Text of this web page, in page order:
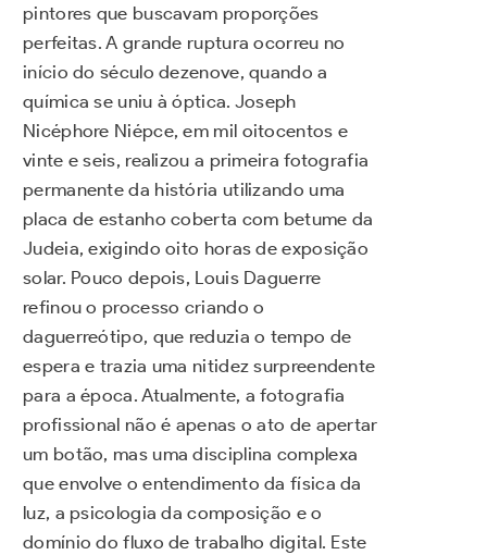
pintores que buscavam proporções
perfeitas. A grande ruptura ocorreu no
início do século dezenove, quando a
química se uniu à óptica. Joseph
Nicéphore Niépce, em mil oitocentos e
vinte e seis, realizou a primeira fotografia
permanente da história utilizando uma
placa de estanho coberta com betume da
Judeia, exigindo oito horas de exposição
solar. Pouco depois, Louis Daguerre
refinou o processo criando o
daguerreótipo, que reduzia o tempo de
espera e trazia uma nitidez surpreendente
para a época. Atualmente, a fotografia
profissional não é apenas o ato de apertar
um botão, mas uma disciplina complexa
que envolve o entendimento da física da
luz, a psicologia da composição e o
domínio do fluxo de trabalho digital. Este